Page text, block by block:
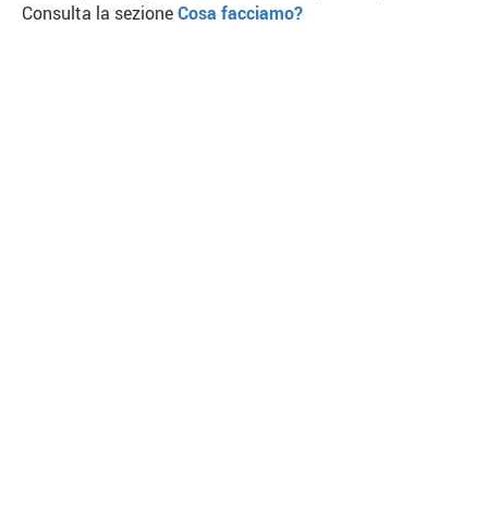
Consulta la sezioneCosa facciamo?